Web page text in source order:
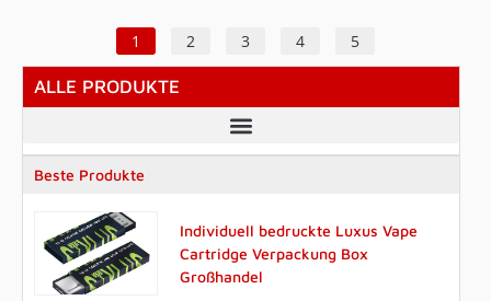
ALLE PRODUKTE
Beste Produkte
Individuell bedruckte Luxus Vape
Cartridge Verpackung Box
Großhandel
Kosmetik- und
Hautpflegeverpackungen muss
das Design nicht nur einen
ästhetischen Wert haben,
Umweltschutz und die
Kosteneffizienz mit
16 Jahren in der Branche tätig
und konzentriert sich darauf,
hochwertige Kosmetikmarken
mit innovativen und
Kernstück, um Ihnen zu helfen,
Ihren Produktmehrwert und
1 2 3 4 5